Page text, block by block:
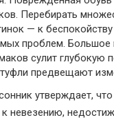
Перебирать
— к
проблем. Большое
сулит глубокую
предвещают
утверждает,
невезению,